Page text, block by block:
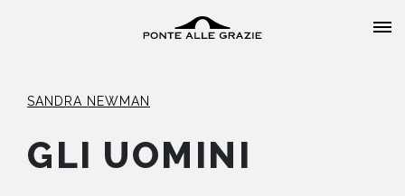
SANDRA NEWMAN
GLI UOMINI